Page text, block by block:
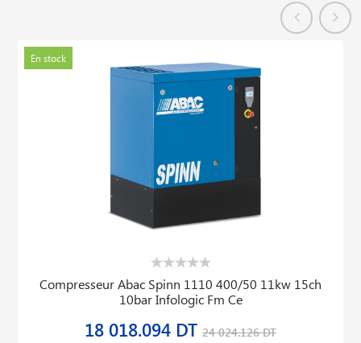
En stock
Compresseur Abac Spinn 1110 400/50 11kw 15ch
10bar Infologic Fm Ce
18 018.094 DT 24 024.126 DT